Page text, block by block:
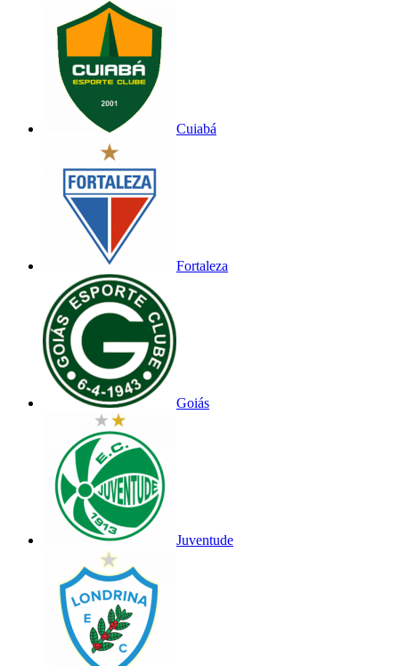
Cuiabá
Fortaleza
Goiás
Juventude